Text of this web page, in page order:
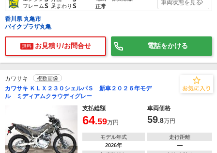
フレームS 足まわり S
正常
車両状態を見る
香川県 丸亀市
バイクプラザ丸亀
無料 お見積り/お問合せ 電話をかける
カワサキ 複数画像
カワサキ ＫＬＸ２３０シェルパＳ 新車２０２６年モデ
ル ミディアムクラウディグレー
支払総額
車両価格
64.59万円 59.8万円
モデル年式
2026年
走行距離
―